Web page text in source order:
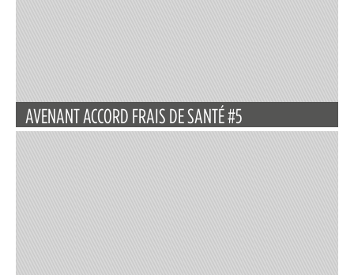
AVENANT ACCORD FRAIS DE SANTÉ #5